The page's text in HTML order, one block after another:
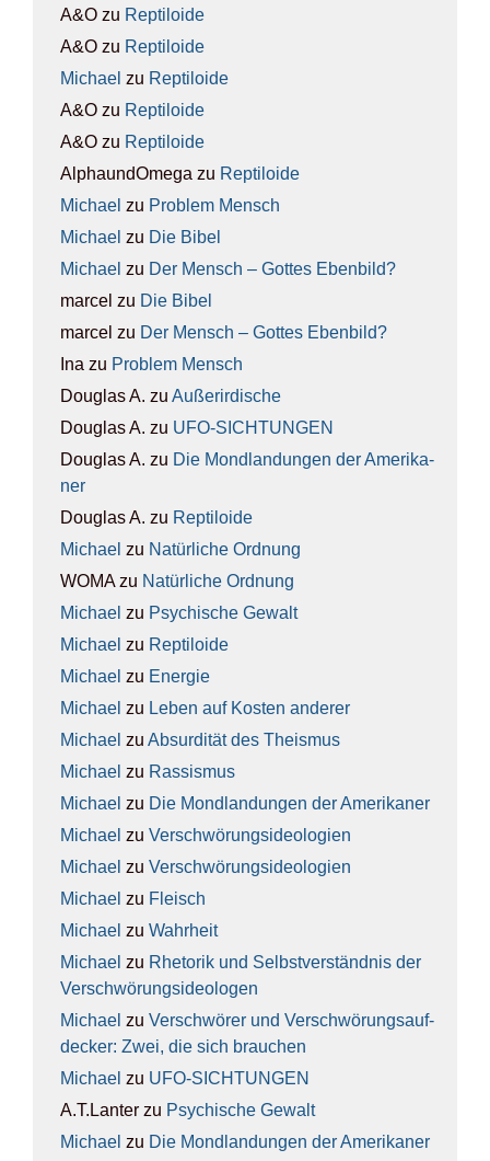
A&O zu Rep­ti­lo­ide
A&O zu Rep­ti­lo­ide
Michael zu Rep­ti­lo­ide
A&O zu Rep­ti­lo­ide
A&O zu Rep­ti­lo­ide
AlphaundOmega zu Rep­ti­lo­ide
Michael zu Pro­blem Mensch
Michael zu Die Bibel
Michael zu Der Mensch – Got­tes Eben­bild?
marcel zu Die Bibel
marcel zu Der Mensch – Got­tes Eben­bild?
Ina zu Pro­blem Mensch
Douglas A. zu Außer­ir­di­sche
Douglas A. zu UFO-SICH­TUN­GEN
Douglas A. zu Die Mond­lan­dun­gen der Ame­ri­ka­
ner
Douglas A. zu Rep­ti­lo­ide
Michael zu Natür­li­che Ord­nung
WOMAzu Natür­li­che Ord­nung
Michael zu Psy­chi­sche Gewalt
Michael zu Rep­ti­lo­ide
Michael zu Ener­gie
Michael zu Leben auf Kos­ten ande­rer
Michael zu Absur­di­tät des The­is­mus
Michael zu Ras­sis­mus
Michael zu Die Mond­lan­dun­gen der Ame­ri­ka­ner
Michael zu Ver­schwö­rungs­ideo­lo­gien
Michael zu Ver­schwö­rungs­ideo­lo­gien
Michael zu Fleisch
Michael zu Wahr­heit
Michael zu Rhe­to­rik und Selbst­ver­ständ­nis der
Ver­schwö­rungs­ideo­lo­gen
Michael zu Ver­schwö­rer und Ver­schwö­rungs­auf­
de­cker: Zwei, die sich brau­chen
Michael zu UFO-SICH­TUN­GEN
A.T.Lanter zu Psy­chi­sche Gewalt
Michael zu Die Mond­lan­dun­gen der Ame­ri­ka­ner